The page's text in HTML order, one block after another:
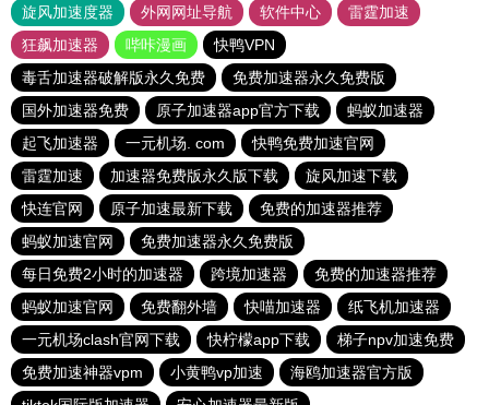
旋风加速度器
外网网址导航 软件中心
雷霆加速
狂飙加速器
哔咔漫画
快鸭VPN
毒舌加速器破解版永久免费
免费加速器永久免费版
国外加速器免费
原子加速器app官方下载
蚂蚁加速器
起飞加速器
一元机场. com
快鸭免费加速官网
雷霆加速
加速器免费版永久版下载
旋风加速下载
快连官网
原子加速最新下载
免费的加速器推荐
蚂蚁加速官网
免费加速器永久免费版
每日免费2小时的加速器
跨境加速器
免费的加速器推荐
蚂蚁加速官网
免费翻外墙 快喵加速器
纸飞机加速器
一元机场clash官网下载
快柠檬app下载
梯子npv加速免费
免费加速神器vpm
小黄鸭vp加速
海鸥加速器官方版